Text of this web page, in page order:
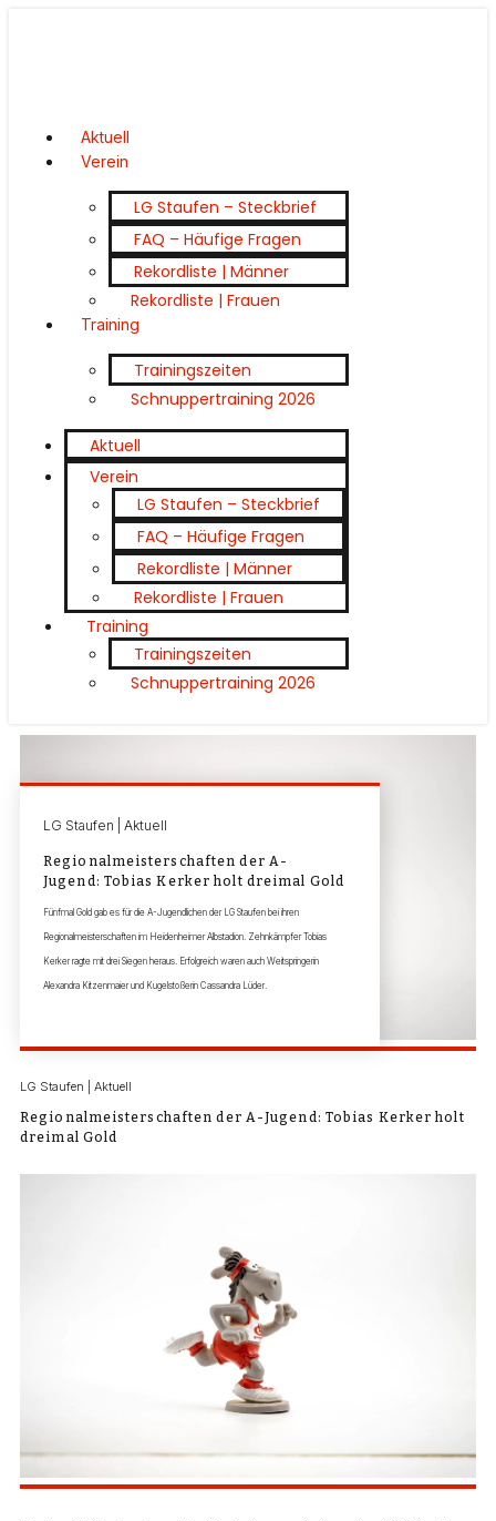
Aktuell
Verein
LG Staufen – Steckbrief
FAQ – Häufige Fragen
Rekordliste | Männer
Rekordliste | Frauen
Training
Trainingszeiten
Schnuppertraining 2026
Aktuell
Verein
LG Staufen – Steckbrief
FAQ – Häufige Fragen
Rekordliste | Männer
Rekordliste | Frauen
Training
Trainingszeiten
Schnuppertraining 2026
LG Staufen | Aktuell
Regionalmeisterschaften der A-
Jugend: Tobias Kerker holt dreimal Gold
Fünfmal Gold gab es für die A-Jugendlichen der LG Staufen bei ihren
Regionalmeisterschaften im Heidenheimer Albstadion. Zehnkämpfer Tobias
Kerker ragte mit drei Siegen heraus. Erfolgreich waren auch Weitspringerin
Alexandra Kitzenmaier und Kugelstoßerin Cassandra Lüder.
LG Staufen | Aktuell
Regionalmeisterschaften der A-Jugend: Tobias Kerker holt
dreimal Gold